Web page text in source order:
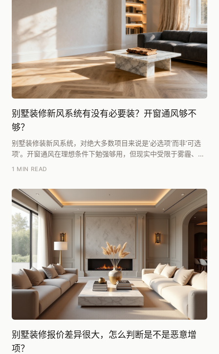
别墅装修新风系统有没有必要装？开窗通风够不
够？
别墅装修装新风系统，对绝大多数项目来说是‘必选项’而非‘可选
项’。开窗通风在理想条件下勉强够用，但现实中受限于雾霾、噪
1 MIN READ
别墅装修报价差异很大，怎么判断是不是恶意增
项？